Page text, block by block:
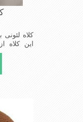
کلاه لئونی
این کلاه
دست
افراد